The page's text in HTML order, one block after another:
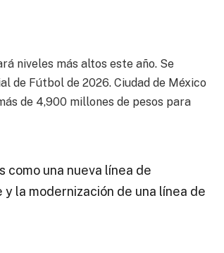
niveles más altos este año. Se
de Fútbol de 2026. Ciudad de México
de 4,900 millones de pesos para
una nueva línea de
la modernización de una línea de